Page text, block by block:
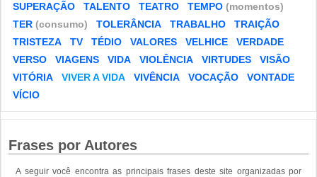
SUPERAÇÃO
TALENTO TEATRO TEMPO (momentos)
TER (consumo) TOLERÂNCIA TRABALHO
TRAIÇÃO
TRISTEZA
TV TÉDIO VALORES VELHICE
VERDADE
VERSO
VIAGENS VIDA VIOLÊNCIA VIRTUDES
VISÃO
VITÓRIA
VIVER A VIDA VIVÊNCIA VOCAÇÃO
VONTADE
VÍCIO
Frases por Autores
A seguir você encontra as principais frases deste site organizadas por